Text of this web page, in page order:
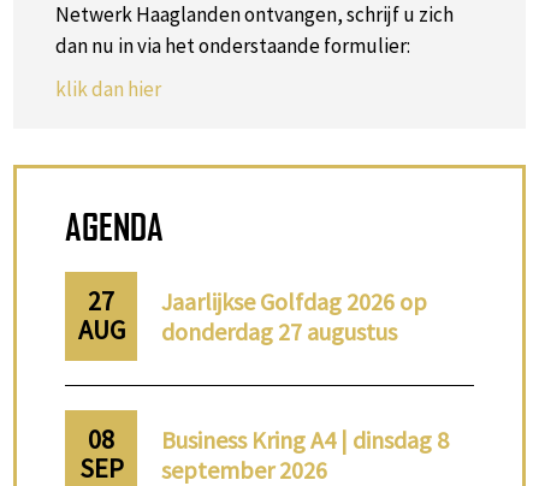
Netwerk Haaglanden ontvangen, schrijf u zich
dan nu in via het onderstaande formulier:
klik dan hier
AGENDA
27
AUG
Jaarlijkse Golfdag 2026 op
donderdag 27 augustus
08
SEP
Business Kring A4 | dinsdag 8
september 2026